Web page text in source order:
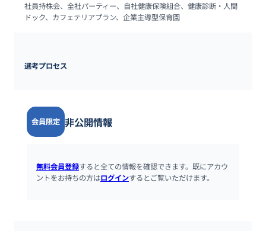
社員持株会、全社パーティー、自社健康保険組合、健康診断・人間
ドック、カフェテリアプラン、企業主導型保育園
選考プロセス
会員限定 非公開情報
無料会員登録すると全ての情報を確認できます。既にアカウ
ントをお持ちの方はログインするとご覧いただけます。